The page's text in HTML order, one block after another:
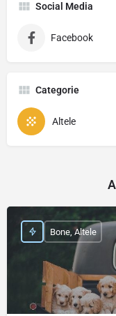
Social Media
Facebook
Categorie
Altele
Bone, Altele